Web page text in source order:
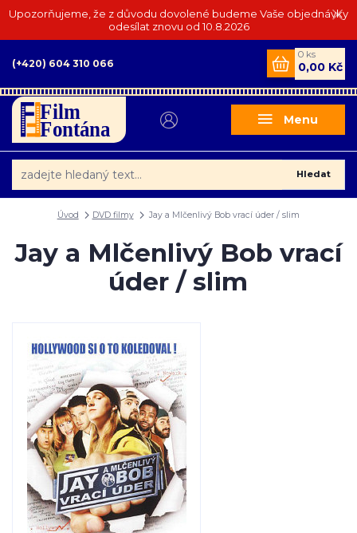
Upozorňujeme, že z důvodu dovolené budeme Vaše objednávky
odesílat znovu od 10.8.2026
Menu
Hledat
(+420) 604 310 066
0 ks
0,00 Kč
Úvod DVD filmy Jay a Mlčenlivý Bob vrací úder / slim
Jay a Mlčenlivý Bob vrací
úder / slim